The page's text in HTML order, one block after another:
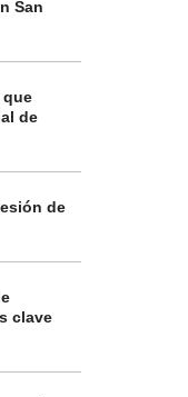
San
que
de
de
clave